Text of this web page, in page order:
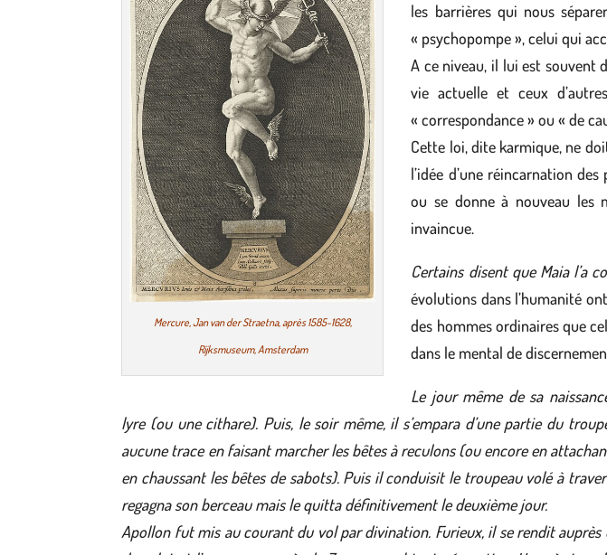
Mercure, Jan van der Straetna, après 1585-1628,
Rijksmuseum, Amsterdam
les barrières qui nous
« psychopompe », celui qui
A ce niveau, il lui est souvent
vie actuelle et ceux
« correspondance » ou « de
Cette loi, dite karmique, ne
l’idée d’une réincarnation
ou se donne à nouveau les
invaincue.
Certains disent que Maia l’a
évolutions dans l’humanité
des hommes ordinaires que
dans le mental de
Le jour même de sa
lyre (ou une cithare). Puis, le soir même, il s’empara d’une partie du
aucune trace en faisant marcher les bêtes à reculons (ou encore en
en chaussant les bêtes de sabots). Puis il conduisit le troupeau volé à
regagna son berceau mais le quitta définitivement le deuxième jour.
Apollon fut mis au courant du vol par divination. Furieux, il se rendit auprès